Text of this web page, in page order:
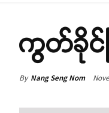
ကွတ်ခိုင်
By Nang Seng Nom